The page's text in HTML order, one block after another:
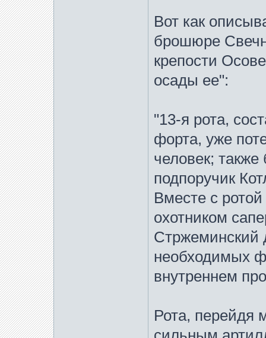
Вот как
брошюре
крепости
осады ее":
"13-я рота,
форта, уже
человек;
подпоручик
Вместе с
охотником
Стржеминский
необходимых
внутреннем
Рота, перейдя